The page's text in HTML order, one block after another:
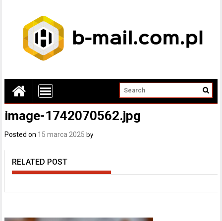
image-1742070562.jpg
Posted on 15 marca 2025 by
RELATED POST